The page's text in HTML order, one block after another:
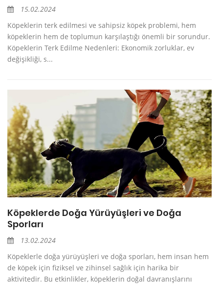
15.02.2024
Köpeklerin terk edilmesi ve sahipsiz köpek problemi, hem
köpeklerin hem de toplumun karşılaştığı önemli bir sorundur.
Köpeklerin Terk Edilme Nedenleri: Ekonomik zorluklar, ev
değişikliği, s...
Köpeklerde Doğa Yürüyüşleri ve Doğa
Sporları
13.02.2024
Köpeklerle doğa yürüyüşleri ve doğa sporları, hem insan hem
de köpek için fiziksel ve zihinsel sağlık için harika bir
aktivitedir. Bu etkinlikler, köpeklerin doğal davranışlarını